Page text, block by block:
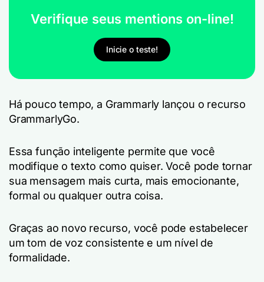
Verifique seus mentions on-line!
Inicie o teste!
Há pouco tempo, a Grammarly lançou o recurso
GrammarlyGo.
Essa função inteligente permite que você
modifique o texto como quiser. Você pode tornar
sua mensagem mais curta, mais emocionante,
formal ou qualquer outra coisa.
Graças ao novo recurso, você pode estabelecer
um tom de voz consistente e um nível de
formalidade.